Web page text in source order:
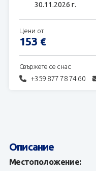
30.11.2026 г.
Свържете се с нас:
+359 877 78 74 60
Цени от
153 €
Описание
Местоположение: